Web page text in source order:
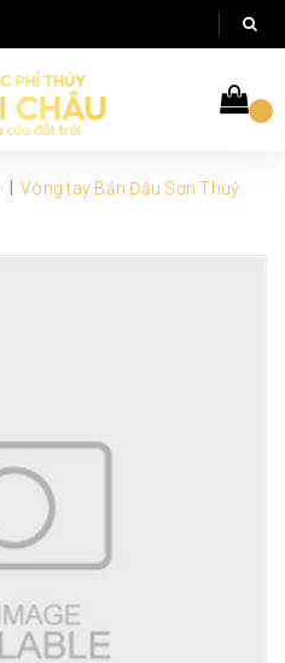
Vòng tay Bản Đậu Sơn Thuỷ